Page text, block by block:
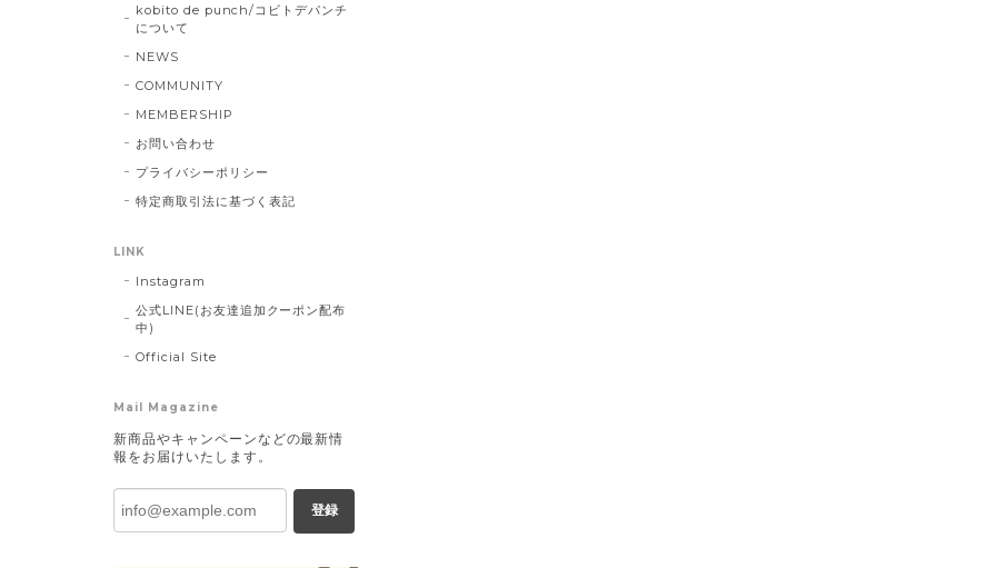
kobito de punch/コビトデパンチ
について
NEWS
COMMUNITY
MEMBERSHIP
お問い合わせ
プライバシーポリシー
特定商取引法に基づく表記
LINK
Instagram
公式LINE(お友達追加クーポン配布
中)
Official Site
Mail Magazine
新商品やキャンペーンなどの最新情
報をお届けいたします。
登録